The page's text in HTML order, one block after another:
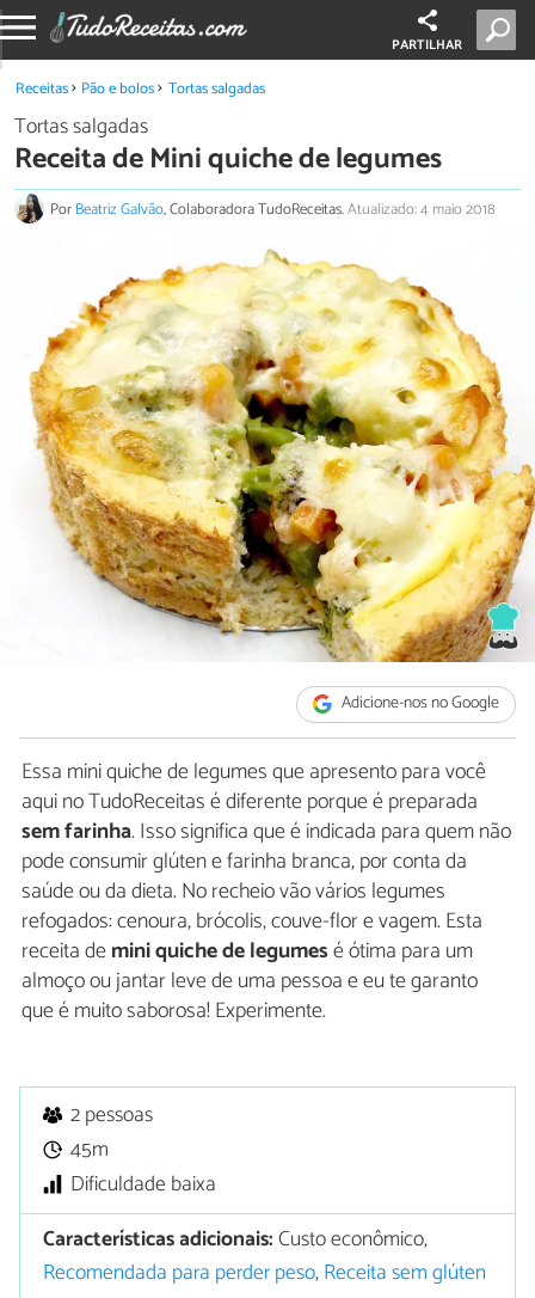
PARTILHAR
Receitas Pão e bolos Tortas salgadas
Tortas salgadas
Receita de Mini quiche de legumes
PorBeatriz Galvão, Colaboradora TudoReceitas.Atualizado: 4 maio 2018
Adicione-nos no Google
Essa mini quiche de legumes que apresento para você
aqui no TudoReceitas é diferente porque é preparada
sem farinha. Isso significa que é indicada para quem não
pode consumir glúten e farinha branca, por conta da
saúde ou da dieta. No recheio vão vários legumes
refogados: cenoura, brócolis, couve-flor e vagem. Esta
receita demini quiche de legumesé ótima para um
almoço ou jantar leve de uma pessoa e eu te garanto
que é muito saborosa! Experimente.
2 pessoas
45m
Dificuldade baixa
Características adicionais:Custo econômico,
Recomendada para perder peso,Receita sem glúten